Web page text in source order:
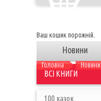
Ваш кошик порожній.
Новини
Головна Новини
ВСІ КНИГИ
100 казок